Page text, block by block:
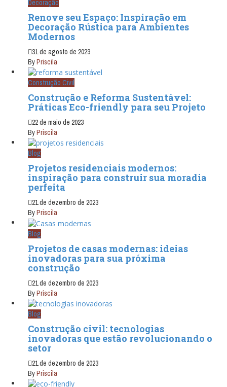
Decoração
Renove seu Espaço: Inspiração em
Decoração Rústica para Ambientes
Modernos
31 de agosto de 2023
ByPriscila
Construção Civil
Construção e Reforma Sustentável:
Práticas Eco-friendly para seu Projeto
22 de maio de 2023
ByPriscila
Blog
Projetos residenciais modernos:
inspiração para construir sua moradia
perfeita
21 de dezembro de 2023
ByPriscila
Blog
Projetos de casas modernas: ideias
inovadoras para sua próxima
construção
21 de dezembro de 2023
ByPriscila
Blog
Construção civil: tecnologias
inovadoras que estão revolucionando o
setor
21 de dezembro de 2023
ByPriscila